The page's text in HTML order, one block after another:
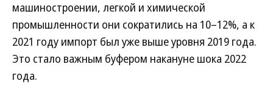
машиностроении, легкой и химической
промышленности они сократились на 10–12%, а к
2021 году импорт был уже выше уровня 2019 года.
Это стало важным буфером накануне шока 2022
года.